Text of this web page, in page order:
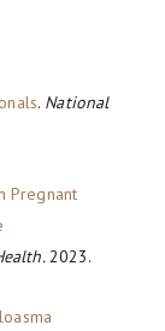
. National
Pregnant
2023.